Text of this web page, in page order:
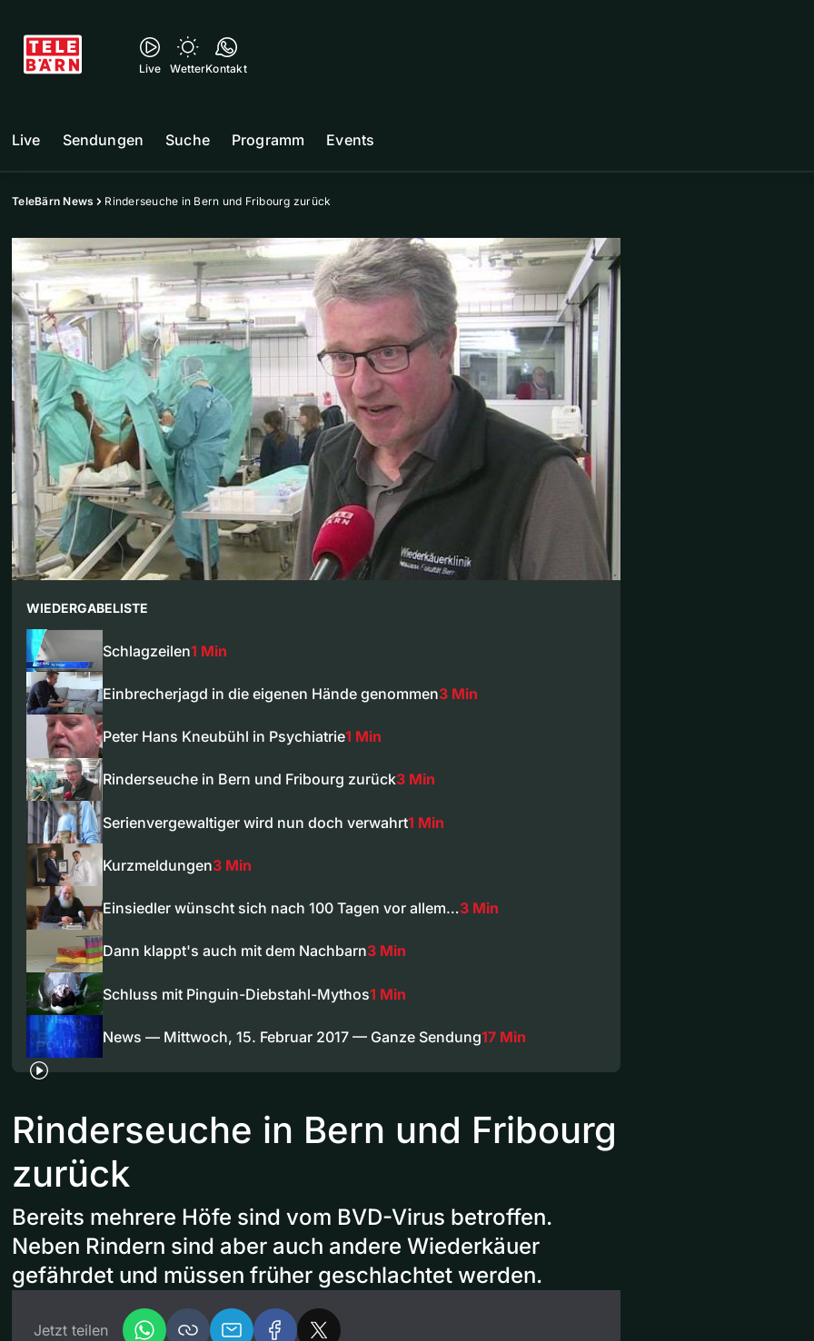
Live WetterKontakt
Live Sendungen Suche Programm Events
TeleBärn News Rinderseuche in Bern und Fribourg zurück
WIEDERGABELISTE
Schlagzeilen1 Min
Einbrecherjagd in die eigenen Hände genommen3 Min
Peter Hans Kneubühl in Psychiatrie1 Min
Rinderseuche in Bern und Fribourg zurück3 Min
Serienvergewaltiger wird nun doch verwahrt1 Min
Kurzmeldungen3 Min
Einsiedler wünscht sich nach 100 Tagen vor allem…3 Min
Dann klappt's auch mit dem Nachbarn3 Min
Schluss mit Pinguin-Diebstahl-Mythos1 Min
News — Mittwoch, 15. Februar 2017 — Ganze Sendung17 Min
Rinderseuche in Bern und Fribourg
zurück
Bereits mehrere Höfe sind vom BVD-Virus betroffen.
Neben Rindern sind aber auch andere Wiederkäuer
gefährdet und müssen früher geschlachtet werden.
Jetzt teilen